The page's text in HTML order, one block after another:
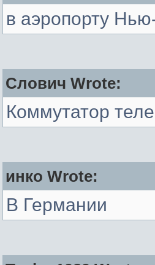
в аэропорту
Слович Wrote:
Коммутатор
инко Wrote:
В Германии